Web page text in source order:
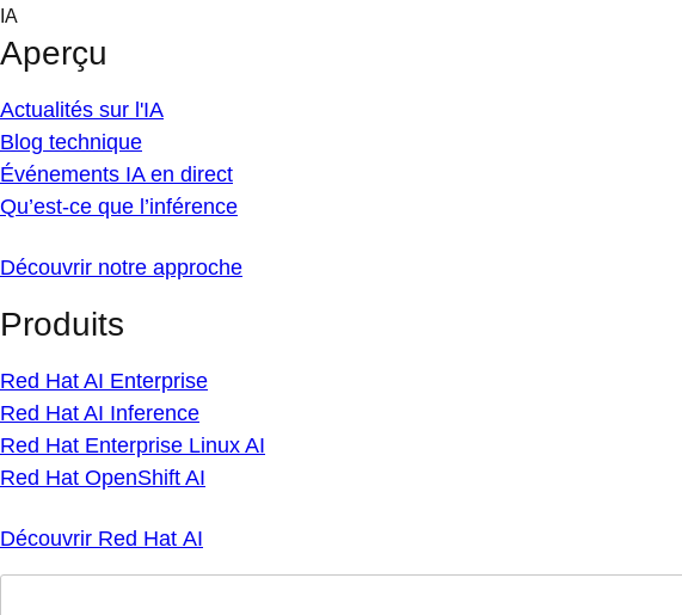
Skip
content
IA
Aperçu
Actualités sur l'IA
Blog technique
Événements IA en direct
Qu’est-ce que l’inférence
Découvrir notre approche
Produits
Red Hat AI Enterprise
Red Hat AI Inference
Red Hat Enterprise Linux AI
Red Hat OpenShift AI
Découvrir Red Hat AI